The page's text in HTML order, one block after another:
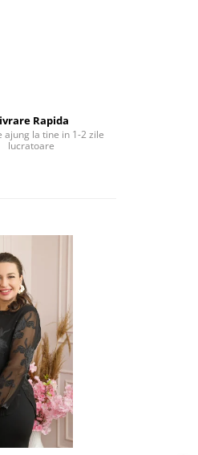
Rapida
ajung la tine in 1-2 zile
lucratoare